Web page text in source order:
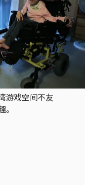
游戏空间不友